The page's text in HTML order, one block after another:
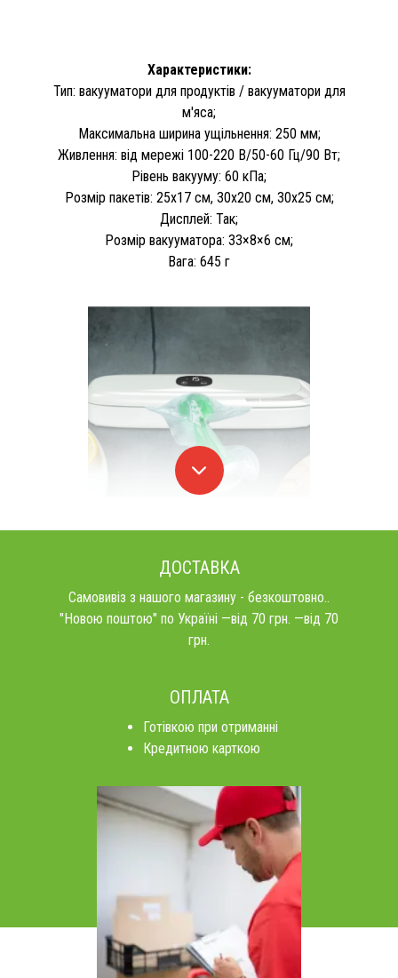
Характеристики:
Тип: вакууматори для продуктів / вакууматори для
м'яса;
Максимальна ширина ущільнення: 250 мм;
Живлення: від мережі 100-220 В/50-60 Гц/90 Вт;
Рівень вакууму: 60 кПа;
Розмір пакетів: 25х17 см, 30х20 см, 30х25 см;
Дисплей: Так;
Розмір вакууматора: 33×8×6 см;
Вага: 645 г
ДОСТАВКА
Самовивіз з нашого магазину - безкоштовно..
"Новою поштою" по Україні —від 70 грн. —від 70
грн.
ОПЛАТА
Готівкою при отриманні
Кредитною карткою